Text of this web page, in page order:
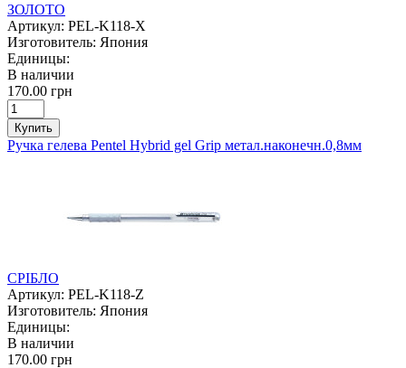
ЗОЛОТО
Артикул: PEL-K118-X
Изготовитель: Япония
Единицы:
В наличии
170.00 грн
Купить
Ручка гелева Pentel Hybrid gel Grip метал.наконечн.0,8мм
СРІБЛО
Артикул: PEL-K118-Z
Изготовитель: Япония
Единицы:
В наличии
170.00 грн